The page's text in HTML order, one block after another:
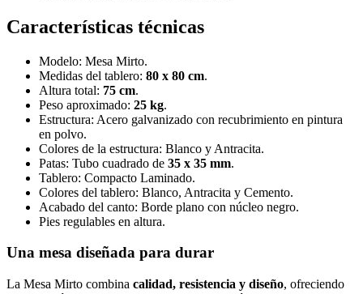
Características técnicas
Modelo: Mesa Mirto.
Medidas del tablero: 80 x 80 cm.
Altura total: 75 cm.
Peso aproximado: 25 kg.
Estructura: Acero galvanizado con recubrimiento en pintura
en polvo.
Colores de la estructura: Blanco y Antracita.
Patas: Tubo cuadrado de 35 x 35 mm.
Tablero: Compacto Laminado.
Colores del tablero: Blanco, Antracita y Cemento.
Acabado del canto: Borde plano con núcleo negro.
Pies regulables en altura.
Una mesa diseñada para durar
La Mesa Mirto combina calidad, resistencia y diseño, ofreciendo